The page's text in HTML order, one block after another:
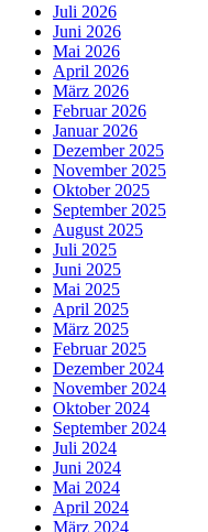
Juli 2026
Juni 2026
Mai 2026
April 2026
März 2026
Februar 2026
Januar 2026
Dezember 2025
November 2025
Oktober 2025
September 2025
August 2025
Juli 2025
Juni 2025
Mai 2025
April 2025
März 2025
Februar 2025
Dezember 2024
November 2024
Oktober 2024
September 2024
Juli 2024
Juni 2024
Mai 2024
April 2024
März 2024